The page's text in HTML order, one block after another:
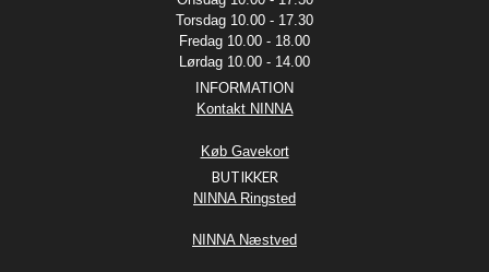
Torsdag 10.00 - 17.30
Fredag 10.00 - 18.00
Lørdag 10.00 - 14.00
INFORMATION
Kontakt NINNA
Køb Gavekort
BUTIKKER
NINNA Ringsted
NINNA Næstved